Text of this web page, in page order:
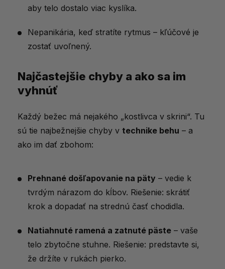
aby telo dostalo viac kyslíka.
Nepanikária, keď stratíte rytmus – kľúčové je
zostať uvoľnený.
Najčastejšie chyby a ako sa im
vyhnúť
Každý bežec má nejakého „kostlivca v skrini“. Tu
sú tie najbežnejšie chyby v technike behu – a
ako im dať zbohom:
Prehnané došľapovanie na päty – vedie k
tvrdým nárazom do kĺbov. Riešenie: skrátiť
krok a dopadať na strednú časť chodidla.
Natiahnuté ramená a zatnuté päste – vaše
telo zbytočne stuhne. Riešenie: predstavte si,
že držíte v rukách pierko.